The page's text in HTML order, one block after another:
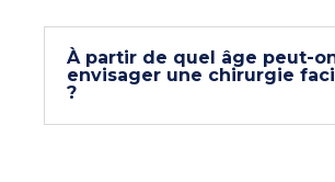
À partir de quel âge peut-
envisager une chirurgie
?